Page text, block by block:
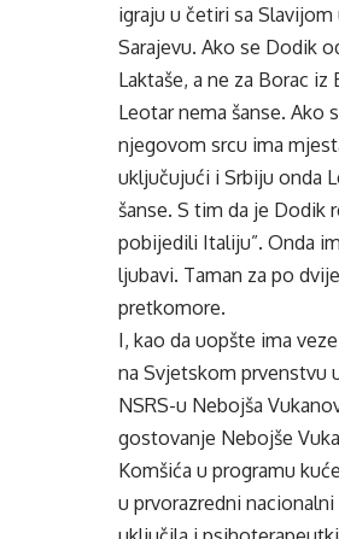
igraju u četiri sa
Sarajevu. Ako se Dodik
Laktaše, a ne za Borac iz
Leotar nema šanse. Ako
njegovom srcu ima
uključujući i Srbiju onda
šanse. S tim da je Dodik
pobijedili Italiju”. Onda
ljubavi. Taman za po
pretkomore.
I, kao da uopšte ima
na Svjetskom prvenstvu
NSRS-u Nebojša
gostovanje Nebojše
Komšića u programu
u prvorazredni nacionalni